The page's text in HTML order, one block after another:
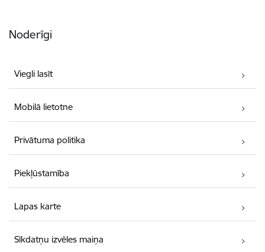
Noderīgi
Viegli lasīt
Mobilā lietotne
Privātuma politika
Piekļūstamība
Lapas karte
Sīkdatņu izvēles maiņa